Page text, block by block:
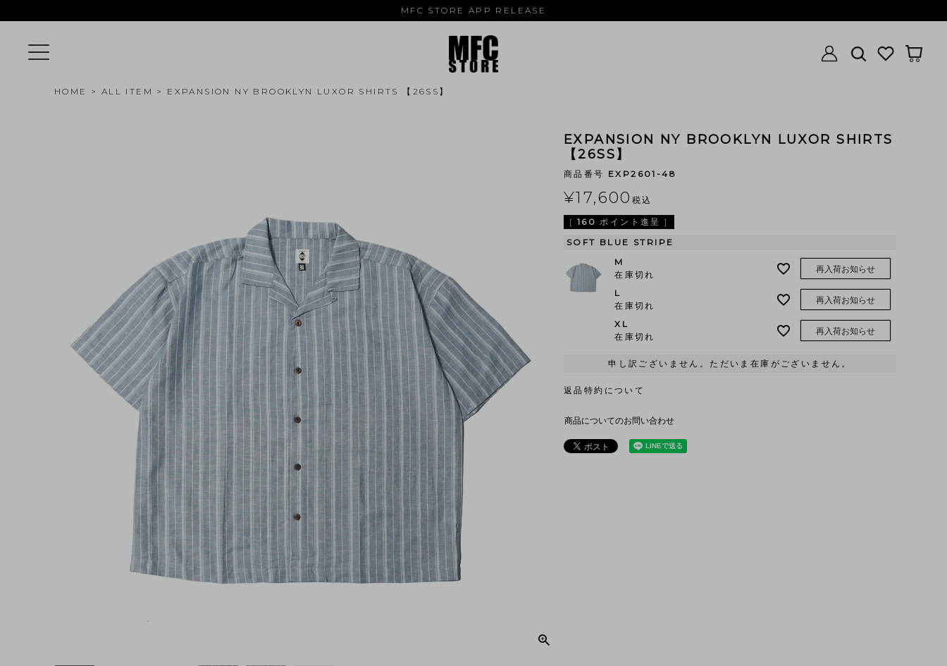
MFC STORE APP RELEASE
HOME ALL ITEM EXPANSION NY BROOKLYN LUXOR SHIRTS 【26SS】
EXPANSION NY BROOKLYN LUXOR SHIRTS
【26SS】
商品番号 EXP2601-48
¥17,600 税込
[ 160 ポイント進呈 ]
SOFT BLUE STRIPE
M
在庫切れ
再入荷お知らせ
L
在庫切れ
再入荷お知らせ
XL
在庫切れ
再入荷お知らせ
申し訳ございません。ただいま在庫がございません。
返品特約について
商品についてのお問い合わせ